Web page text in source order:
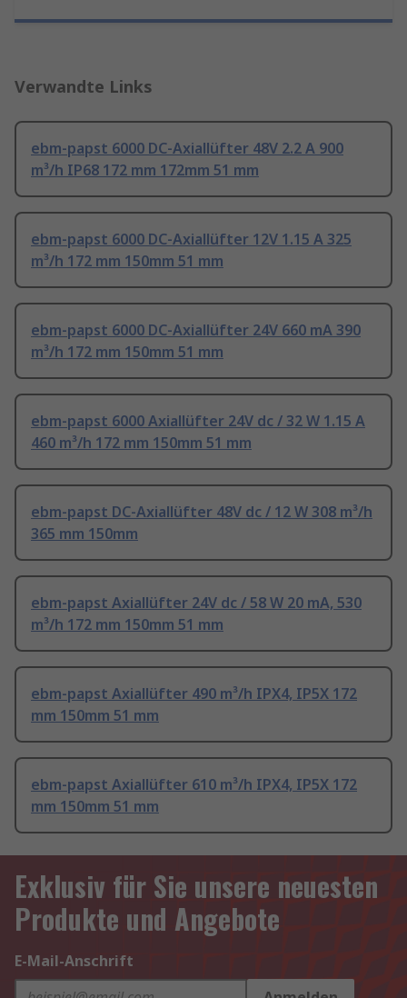
Verwandte Links
ebm-papst 6000 DC-Axiallüfter 48V 2.2 A 900
m³/h IP68 172 mm 172mm 51 mm
ebm-papst 6000 DC-Axiallüfter 12V 1.15 A 325
m³/h 172 mm 150mm 51 mm
ebm-papst 6000 DC-Axiallüfter 24V 660 mA 390
m³/h 172 mm 150mm 51 mm
ebm-papst 6000 Axiallüfter 24V dc / 32 W 1.15 A
460 m³/h 172 mm 150mm 51 mm
ebm-papst DC-Axiallüfter 48V dc / 12 W 308 m³/h
365 mm 150mm
ebm-papst Axiallüfter 24V dc / 58 W 20 mA, 530
m³/h 172 mm 150mm 51 mm
ebm-papst Axiallüfter 490 m³/h IPX4, IP5X 172
mm 150mm 51 mm
ebm-papst Axiallüfter 610 m³/h IPX4, IP5X 172
mm 150mm 51 mm
Exklusiv für Sie unsere neuesten
Produkte und Angebote
E-Mail-Anschrift